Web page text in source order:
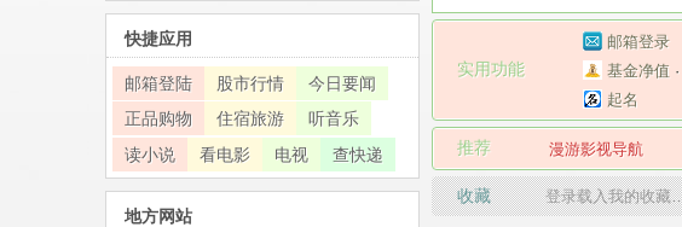
实用功能
邮箱登录
基金净值 ·
起名
推荐 漫游影视导航
收藏 登录载入我的收藏
快捷应用
邮箱登陆 股市行情
今日要闻
正品购物
住宿旅游
听音乐
读小说
看电影 电视 查快递
地方网站